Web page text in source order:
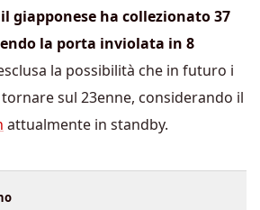
il giapponese ha collezionato 37
la porta inviolata in 8
la possibilità che in futuro i
sul 23enne, considerando il
attualmente in standby.